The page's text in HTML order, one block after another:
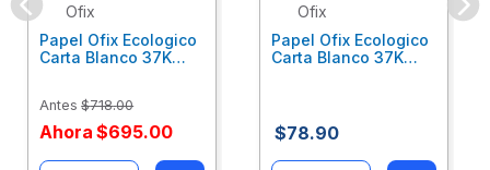
Ofix
Papel Ofix Ecologico
Carta Blanco 37K
Antes $718.00
Ahora $695.00
Ofix
Papel Ofix Ecologico
Carta Blanco 37K
$78.90